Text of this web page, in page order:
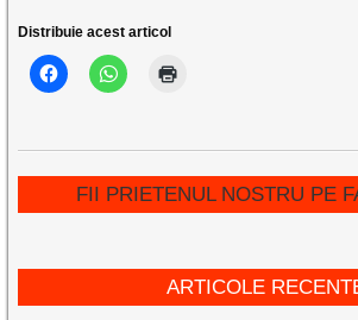
Distribuie acest articol
FII PRIETENUL NOSTRU PE
ARTICOLE